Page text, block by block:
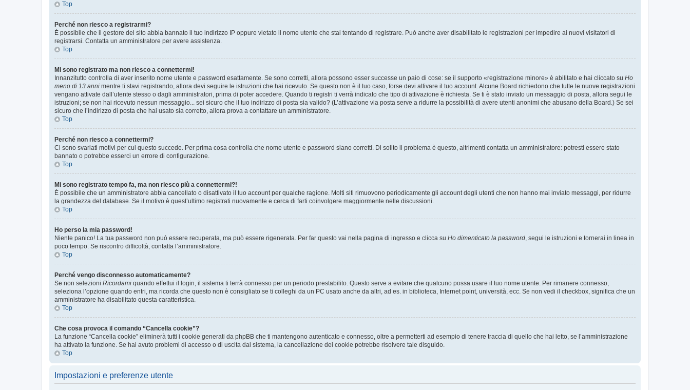
Top
Perché non riesco a registrarmi?
È possibile che il gestore del sito abbia bannato il tuo indirizzo IP oppure vietato il nome utente che stai tentando di registrare. Può anche aver disabilitato le registrazioni per impedire ai nuovi visitatori di
registrarsi. Contatta un amministratore per avere assistenza.
Top
Mi sono registrato ma non riesco a connettermi!
Innanzitutto controlla di aver inserito nome utente e password esattamente. Se sono corretti, allora possono esser successe un paio di cose: se il supporto «registrazione minore» è abilitato e hai cliccato su Ho
meno di 13 anni mentre ti stavi registrando, allora devi seguire le istruzioni che hai ricevuto. Se questo non è il tuo caso, forse devi attivare il tuo account. Alcune Board richiedono che tutte le nuove registrazioni
vengano attivate dall’utente stesso o dagli amministratori, prima di poter accedere. Quando ti registri ti verrà indicato che tipo di attivazione è richiesta. Se ti è stato inviato un messaggio di posta, allora segui le
istruzioni; se non hai ricevuto nessun messaggio... sei sicuro che il tuo indirizzo di posta sia valido? (L’attivazione via posta serve a ridurre la possibilità di avere utenti anonimi che abusano della Board.) Se sei
sicuro che l’indirizzo di posta che hai usato sia corretto, allora prova a contattare un amministratore.
Top
Perché non riesco a connettermi?
Ci sono svariati motivi per cui questo succede. Per prima cosa controlla che nome utente e password siano corretti. Di solito il problema è questo, altrimenti contatta un amministratore: potresti essere stato
bannato o potrebbe esserci un errore di configurazione.
Top
Mi sono registrato tempo fa, ma non riesco più a connettermi?!
È possibile che un amministratore abbia cancellato o disattivato il tuo account per qualche ragione. Molti siti rimuovono periodicamente gli account degli utenti che non hanno mai inviato messaggi, per ridurre
la grandezza del database. Se il motivo è quest’ultimo registrati nuovamente e cerca di farti coinvolgere maggiormente nelle discussioni.
Top
Ho perso la mia password!
Niente panico! La tua password non può essere recuperata, ma può essere rigenerata. Per far questo vai nella pagina di ingresso e clicca su Ho dimenticato la password, segui le istruzioni e tornerai in linea in
poco tempo. Se riscontro difficoltà, contatta l’amministratore.
Top
Perché vengo disconnesso automaticamente?
Se non selezioni Ricordami quando effettui il login, il sistema ti terrà connesso per un periodo prestabilito. Questo serve a evitare che qualcuno possa usare il tuo nome utente. Per rimanere connesso,
seleziona l’opzione quando entri, ma ricorda che questo non è consigliato se ti colleghi da un PC usato anche da altri, ad es. in biblioteca, Internet point, università, ecc. Se non vedi il checkbox, significa che un
amministratore ha disabilitato questa caratteristica.
Top
Che cosa provoca il comando “Cancella cookie”?
La funzione “Cancella cookie” eliminerà tutti i cookie generati da phpBB che ti mantengono autenticato e connesso, oltre a permetterti ad esempio di tenere traccia di quello che hai letto, se l’amministrazione
ha attivato la funzione. Se hai avuto problemi di accesso o di uscita dal sistema, la cancellazione dei cookie potrebbe risolvere tale disguido.
Top
Impostazioni e preferenze utente